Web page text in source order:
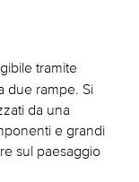
tramite
due rampe. Si
da una
e grandi
sul paesaggio